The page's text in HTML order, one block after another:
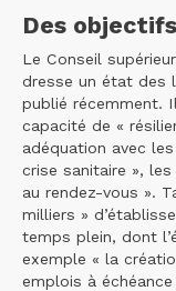
Des
Le Conseil
dresse un état des
publié récemment.
capacité de «
adéquation avec
crise sanitaire »,
au rendez-vous ».
milliers »
temps plein, dont
exemple « la
emplois à